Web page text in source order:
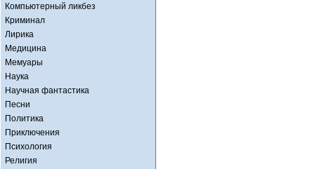
Компьютерный ликбез
Криминал
Лирика
Медицина
Мемуары
Наука
Научная фантастика
Песни
Политика
Приключения
Психология
Религия